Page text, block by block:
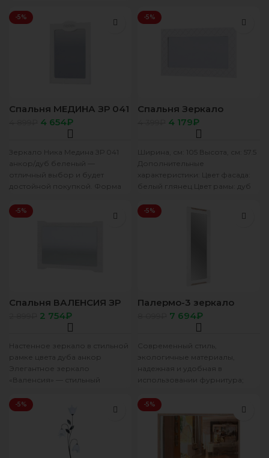
-5%
Спальня МЕДИНА ЗР 041
зеркало (0,8х0,59х0,02)
фасад МДФ ДУБ БЕЛЫЙ/
корпус АНКОР
4 654₽
Зеркало Ника Медина ЗР 041
анкор/дуб беленый —
отличный выбор и будет
достойной покупкой. Форма
Форма рамы: прямоугольная
-5%
Спальня Зеркало
Сальма ЗР 021 (1050х575)
фасад МДФ БЕЛЫЙ
ГЛЯНЕЦ/корпус АНКОР
4 179₽
Ширина, см: 105 Высота, см: 57.5
Дополнительные
характеристики: Цвет фасада:
белый глянец Цвет рамы: дуб
Материал
-5%
Спальня ВАЛЕНСИЯ ЗР
011 зеркало
(0,9х0,6х0,02) АНКОР
2 754₽
Настенное зеркало в стильной
рамке цвета дуба анкор
Элегантное зеркало
«Валенсия» — стильный
Обрамленное светлой рамой,
оно
-5%
Палермо-3 зеркало
ростовое ясень шимо
светлый/МДФ белый
7 694₽
Современный стиль,
экологичные материалы,
надежная и удобная в
использовании фурнитура;
набора позволяет
удовлетворить пожелания
самых взыскательных
покупателей; Плавные
-5% -5%